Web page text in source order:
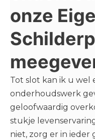
onze
Tot slot kan ik u wel
onderhoudswerk
geloofwaardig
stukje
niet, zorg er in ieder